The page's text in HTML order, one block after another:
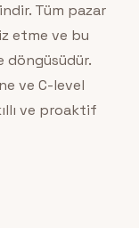
Tüm pazar
etme ve bu
döngüsüdür.
ve C-level
ve proaktif